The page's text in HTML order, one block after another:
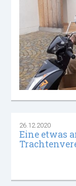
26.12.2020
Eine etwas